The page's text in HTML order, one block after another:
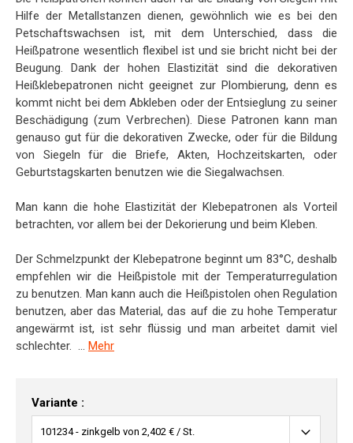
Hilfe der Metallstanzen dienen, gewöhnlich wie es bei den
Petschaftswachsen ist, mit dem Unterschied, dass die
Heißpatrone wesentlich flexibel ist und sie bricht nicht bei der
Beugung. Dank der hohen Elastizität sind die dekorativen
Heißklebepatronen nicht geeignet zur Plombierung, denn es
kommt nicht bei dem Abkleben oder der Entsieglung zu seiner
Beschädigung (zum Verbrechen). Diese Patronen kann man
genauso gut für die dekorativen Zwecke, oder für die Bildung
von Siegeln für die Briefe, Akten, Hochzeitskarten, oder
Geburtstagskarten benutzen wie die Siegalwachsen.
Man kann die hohe Elastizität der Klebepatronen als Vorteil
betrachten, vor allem bei der Dekorierung und beim Kleben.
Der Schmelzpunkt der Klebepatrone beginnt um 83°C, deshalb
empfehlen wir die Heißpistole mit der Temperaturregulation
zu benutzen. Man kann auch die Heißpistolen ohen Regulation
benutzen, aber das Material, das auf die zu hohe Temperatur
angewärmt ist, ist sehr flüssig und man arbeitet damit viel
schlechter. ... Mehr
Variante :